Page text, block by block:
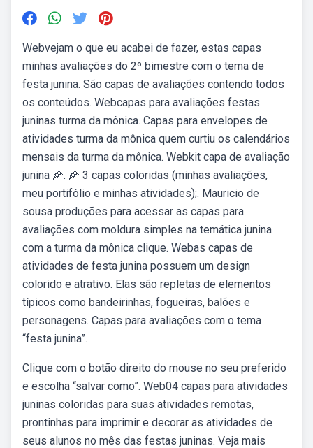
Webvejam o que eu acabei de fazer, estas capas
minhas avaliações do 2º bimestre com o tema de
festa junina. São capas de avaliações contendo todos
os conteúdos. Webcapas para avaliações festas
juninas turma da mônica. Capas para envelopes de
atividades turma da mônica quem curtiu os calendários
mensais da turma da mônica. Webkit capa de avaliação
junina 🌽. 🌽 3 capas coloridas (minhas avaliações,
meu portifólio e minhas atividades);. Mauricio de
sousa produções para acessar as capas para
avaliações com moldura simples na temática junina
com a turma da mônica clique. Webas capas de
atividades de festa junina possuem um design
colorido e atrativo. Elas são repletas de elementos
típicos como bandeirinhas, fogueiras, balões e
personagens. Capas para avaliações com o tema
“festa junina”.
Clique com o botão direito do mouse no seu preferido
e escolha “salvar como”. Web04 capas para atividades
juninas coloridas para suas atividades remotas,
prontinhas para imprimir e decorar as atividades de
seus alunos no mês das festas juninas. Veja mais